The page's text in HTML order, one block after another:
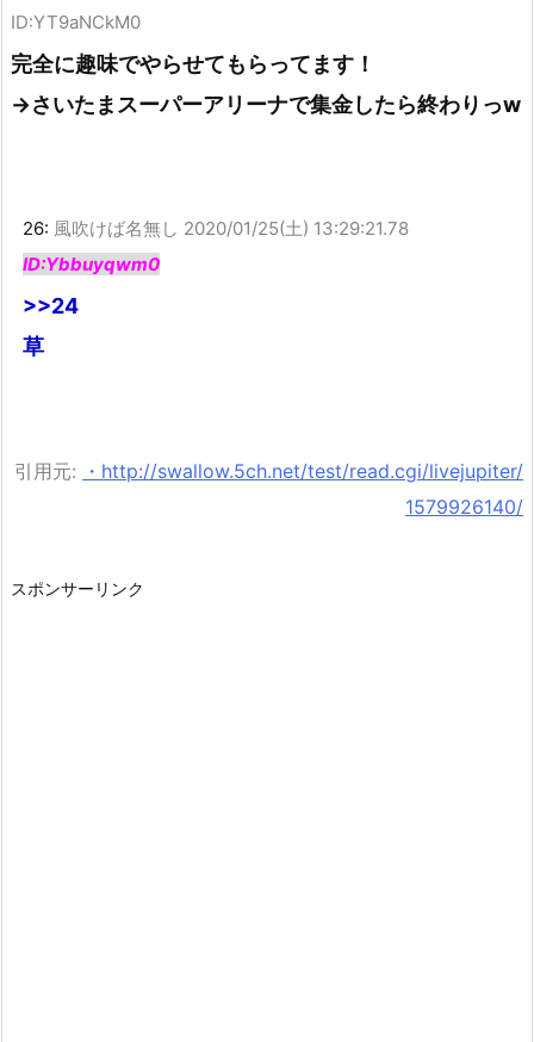
ID:YT9aNCkM0
完全に趣味でやらせてもらってます！
→さいたまスーパーアリーナで集金したら終わりっw
26: 風吹けば名無し 2020/01/25(土) 13:29:21.78
ID:Ybbuyqwm0
>>24
草
引用元:
・http://swallow.5ch.net/test/read.cgi/livejupiter/
1579926140/
スポンサーリンク